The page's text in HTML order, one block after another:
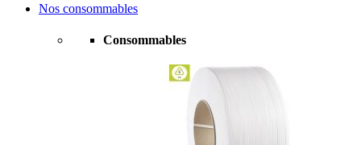
Nos consommables
Consommables